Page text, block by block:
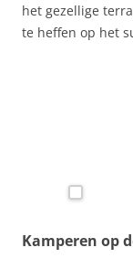
het gezellige
te heffen op het
Kamperen op